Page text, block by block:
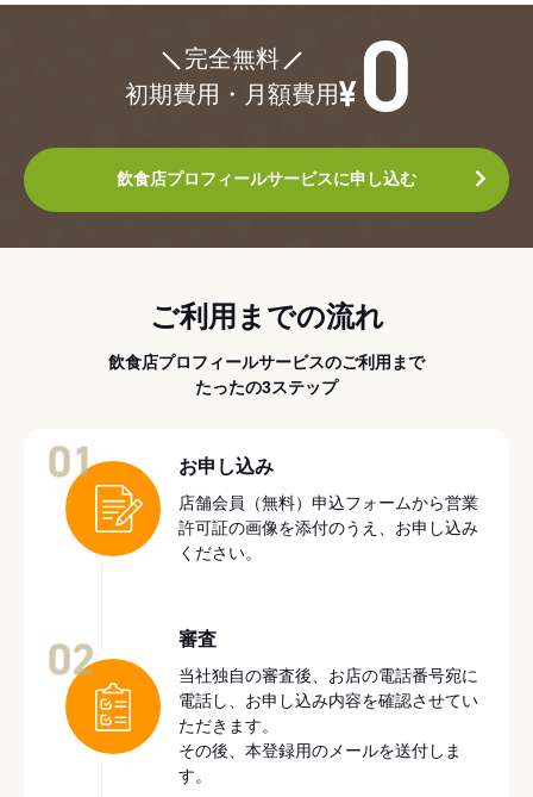
完全無料
初期費用・月額費用
飲食店プロフィールサービスに申し込む
ご利用までの流れ
飲食店プロフィールサービスのご利用まで
たったの3ステップ
お申し込み
店舗会員（無料）申込フォームから営業
許可証の画像を添付のうえ、お申し込み
ください。
審査
当社独自の審査後、お店の電話番号宛に
電話し、お申し込み内容を確認させてい
ただきます。
その後、本登録用のメールを送付しま
す。